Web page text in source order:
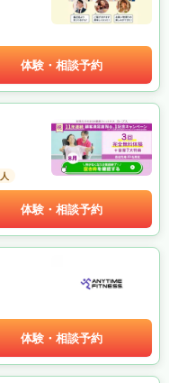
体験・相談予約
体験・相談予約
体験・相談予約